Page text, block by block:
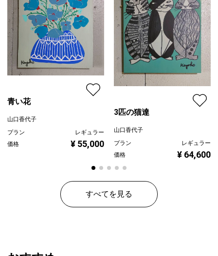
青い花
山口香代子
プラン
レギュラー
価格
¥ 55,000
3匹の猫達
山口香代子
プラン
レギュラー
価格
¥ 64,600
すべてを見る